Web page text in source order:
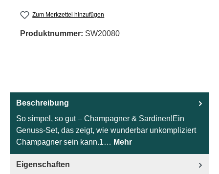
Zum Merkzettel hinzufügen
Produktnummer: SW20080
Beschreibung
So simpel, so gut – Champagner & Sardinen!Ein
Genuss-Set, das zeigt, wie wunderbar unkompliziert
Champagner sein kann.1… Mehr
Eigenschaften